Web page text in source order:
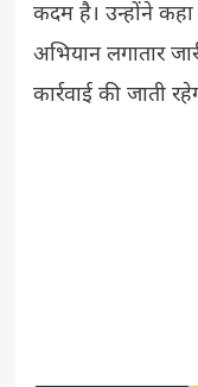
कदम है। उन्होंने
अभियान लगातार
कार्रवाई की जाती